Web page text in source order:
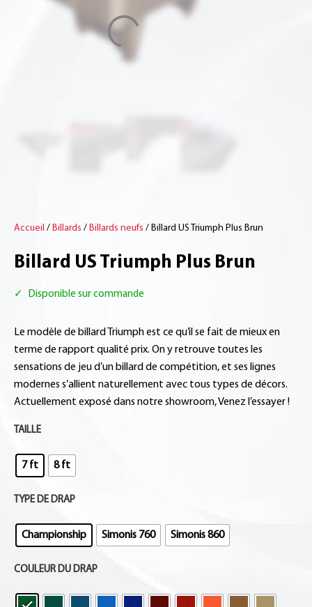
Accueil / Billards / Billards neufs / Billard US Triumph Plus Brun
Billard US Triumph Plus Brun
✓ Disponible sur commande
Le modèle de billard Triumph est ce qu’il se fait de mieux en
terme de rapport qualité prix. On y retrouve toutes les
sensations de jeu d’un billard de compétition, et ses lignes
modernes s’allient naturellement avec tous types de décors.
Actuellement exposé dans notre showroom, Venez l’essayer !
TAILLE
7 ft 8 ft
TYPE DE DRAP
Championship Simonis 760 Simonis 860
COULEUR DU DRAP